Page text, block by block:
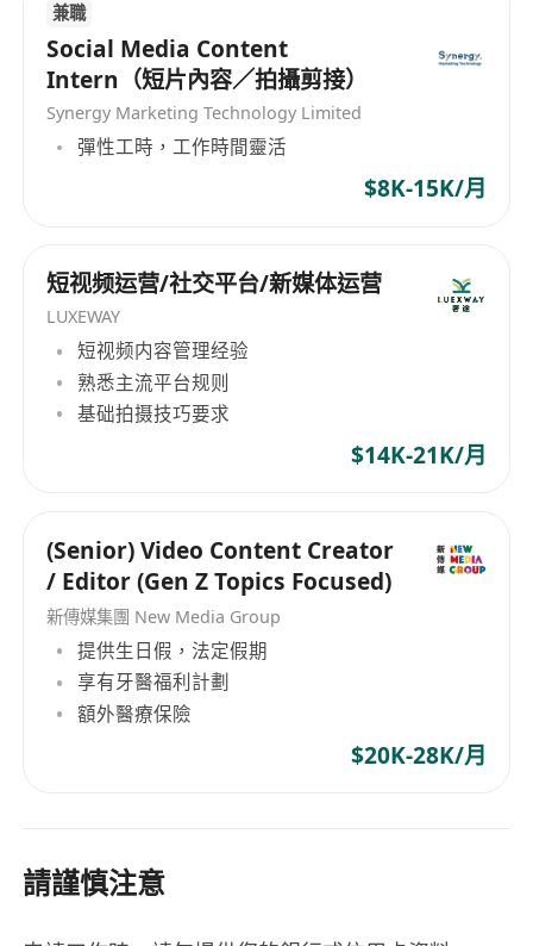
兼職
Social Media Content
Intern（短片內容／拍攝剪接）
Synergy Marketing Technology Limited
彈性工時，工作時間靈活
$8K-15K/月
短视频运营/社交平台/新媒体运营
LUXEWAY
短视频内容管理经验
熟悉主流平台规则
基础拍摄技巧要求
$14K-21K/月
(Senior) Video Content Creator
/ Editor (Gen Z Topics Focused)
新傳媒集團 New Media Group
提供生日假，法定假期
享有牙醫福利計劃
額外醫療保險
$20K-28K/月
請謹慎注意